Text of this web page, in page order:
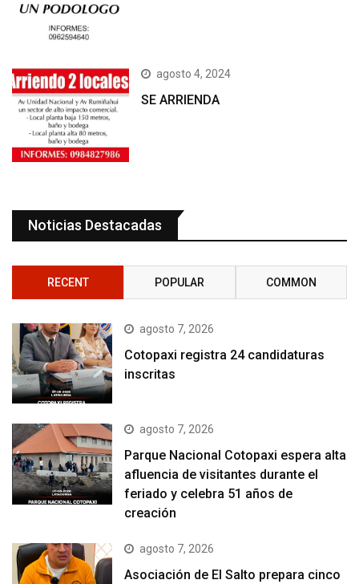
agosto 4, 2024
SE ARRIENDA
Noticias Destacadas
RECENT POPULAR COMMON
agosto 7, 2026
Cotopaxi registra 24 candidaturas
inscritas
agosto 7, 2026
Parque Nacional Cotopaxi espera alta
afluencia de visitantes durante el
feriado y celebra 51 años de
creación
agosto 7, 2026
Asociación de El Salto prepara cinco